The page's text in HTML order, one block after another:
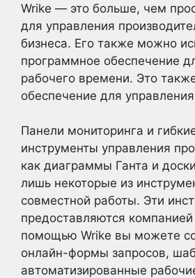
Wrike — это больше, чем
для управления
бизнеса. Его также можно
программное обеспечение
рабочего времени. Это
обеспечение для
Панели мониторинга и
инструменты управления
как диаграммы Ганта и
лишь некоторые из
совместной работы. Эти
предоставляются
помощью Wrike вы можете
онлайн-формы запросов,
автоматизированные